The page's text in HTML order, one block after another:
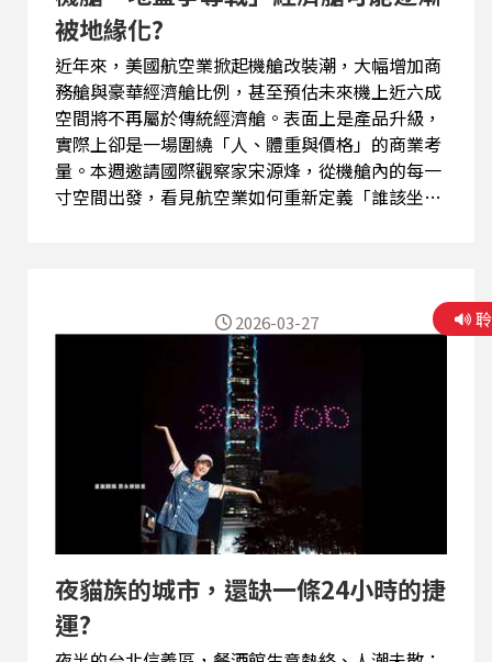
最深遠的，其實是少子...
被地緣化?
近年來，美國航空業掀起機艙改裝潮，大幅增加商
務艙與豪華經濟艙比例，甚至預估未來機上近六成
空間將不再屬於傳統經濟艙。表面上是產品升級，
實際上卻是一場圍繞「人、體重與價格」的商業考
量。本週邀請國際觀察家宋源烽，從機艙內的每一
寸空間出發，看見航空業如何重新定義「誰該坐哪
但實際佔用的空間有限，卻能明顯拉高收益。老宋
指出，這不是服務升級，而是收益最大化的重新設
計。但不能只從商業角度理解，另一個影響決策的
關鍵是重量，美國成人平均體型逐年增加，經濟艙
卻長期維持高密度配置，導致空間不足，航空公司
選擇的解法不是放寬經濟艙，而是創造新的價格層
超過就要付費，但人的體重卻沒有任何上限。過去
曾有航空公司試圖對體重較高的乘客加價，卻因歧
視爭議而作罷。規則無法直接規範人體，市場便用
間，對某些乘客而言不再是奢侈，而是必要。當經
濟艙無法滿足需求，價格自然成為篩選工具。不是
強制規定誰要去哪裡，而是讓...
夜貓族的城市，還缺一條24小時的捷
運?
2026-03-27